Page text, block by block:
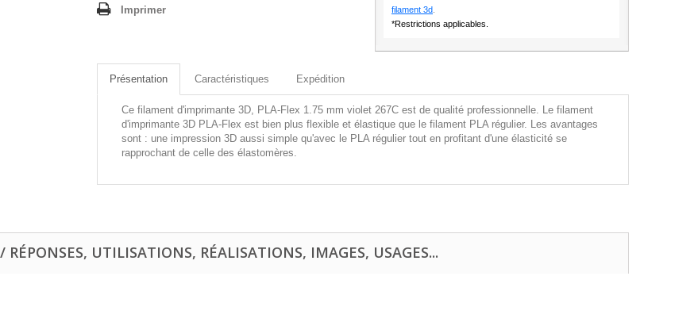
Imprimer
filament 3d.
*Restrictions applicables.
Présentation Caractéristiques Expédition
Ce filament d'imprimante 3D, PLA-Flex 1.75 mm violet 267C est de qualité professionnelle. Le filament
d'imprimante 3D PLA-Flex est bien plus flexible et élastique que le filament PLA régulier. Les avantages
sont : une impression 3D aussi simple qu'avec le PLA régulier tout en profitant d'une élasticité se
rapprochant de celle des élastomères.
UTILISATIONS, RÉALISATIONS, IMAGES, USAGES...